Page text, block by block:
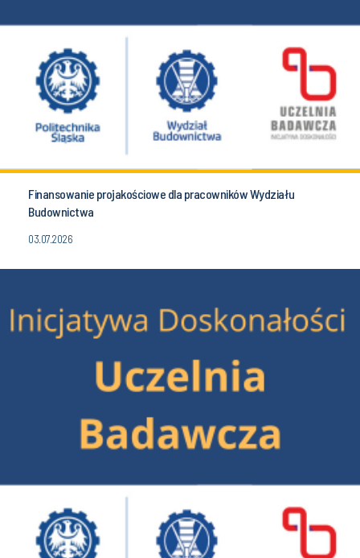
Finansowanie projakościowe dla pracowników Wydziału
Budownictwa
03.07.2026